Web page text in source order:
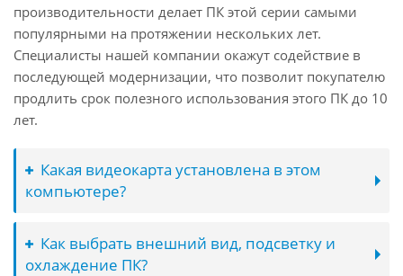
производительности делает ПК этой серии самыми
популярными на протяжении нескольких лет.
Специалисты нашей компании окажут содействие в
последующей модернизации, что позволит покупателю
продлить срок полезного использования этого ПК до 10
лет.
Какая видеокарта установлена в этом
компьютере?
Как выбрать внешний вид, подсветку и
охлаждение ПК?